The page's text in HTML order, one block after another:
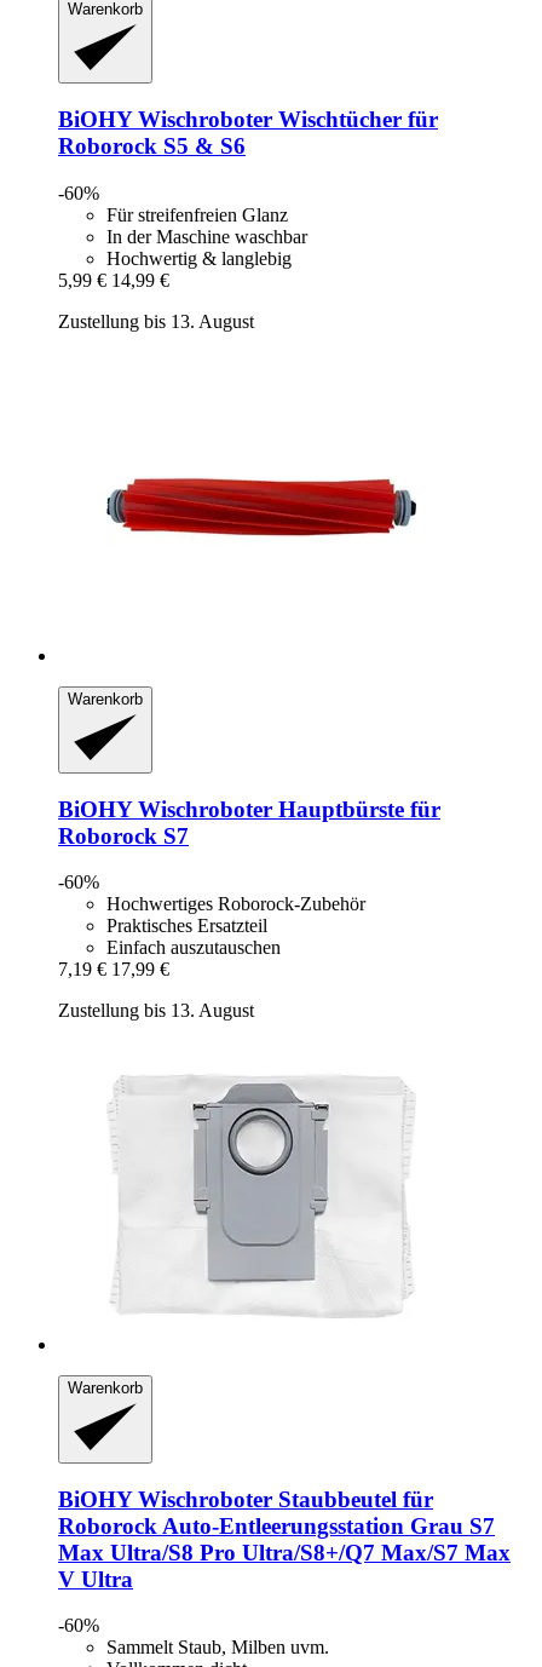
Warenkorb
BiOHYWischroboter Wischtücher für
Roborock S5 & S6
-60%
Für streifenfreien Glanz
In der Maschine waschbar
Hochwertig & langlebig
5,99 € 14,99 €
Zustellung bis 13. August
Warenkorb
BiOHYWischroboter Hauptbürste für
Roborock S7
-60%
Hochwertiges Roborock-Zubehör
Praktisches Ersatzteil
Einfach auszutauschen
7,19 € 17,99 €
Zustellung bis 13. August
Warenkorb
BiOHYWischroboter Staubbeutel für
Roborock Auto-​Entleerungsstation Grau S7
Max Ultra/S8 Pro Ultra/S8+/Q7 Max/S7 Max
V Ultra
-60%
Sammelt Staub, Milben uvm.